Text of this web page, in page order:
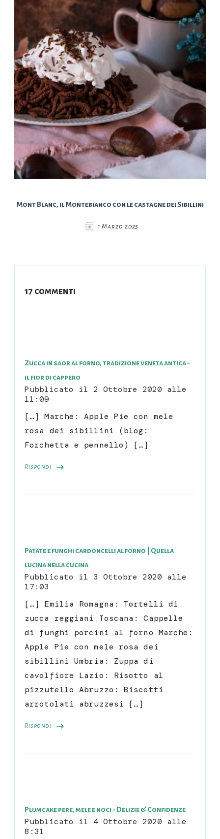
Mont Blanc, il Montebianco con le castagne dei Sibillini
1 Marzo 2023
17 commenti
Zucca in saor al forno, tradizione veneta antica -
il fior di cappero
Pubblicato il 2 Ottobre 2020 alle
11:09
Rispondi
[…] Marche: Apple Pie con mele
rosa dei sibillini (blog:
Forchetta e pennello) […]
Patate e funghi cardoncelli al forno | Quella
lucina nella cucina
Pubblicato il 3 Ottobre 2020 alle
17:03
Rispondi
[…] Emilia Romagna: Tortelli di
zucca reggiani Toscana: Cappelle
di funghi porcini al forno Marche:
Apple Pie con mele rosa dei
sibillini Umbria: Zuppa di
cavolfiore Lazio: Risotto al
pizzutello Abruzzo: Biscotti
arrotolati abruzzesi […]
Plumcake pere, mele e noci - Delizie & Confidenze
Pubblicato il 4 Ottobre 2020 alle
8:31